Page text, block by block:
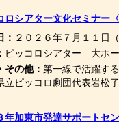
ロシアター文化セミナー
： ２０２６年７月１１日
ピッコロシアター 大ホ
その他： 第一線で活躍す
立ピッコロ劇団代表岩松
年加東市発達サポートセ